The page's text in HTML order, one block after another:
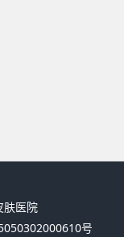
肤医院
号